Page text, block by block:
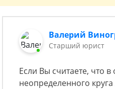
Валерий
Старший юрист
Если Вы считаете, что
неопределенного